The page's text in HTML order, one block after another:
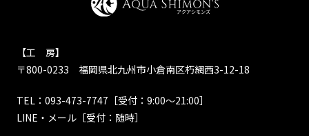
【工 房】
〒800-0233 福岡県北九州市小倉南区朽網西3-12-18
TEL： 093-473-7747 ［受付：9:00～21:00］
LINE・メール ［受付：随時］